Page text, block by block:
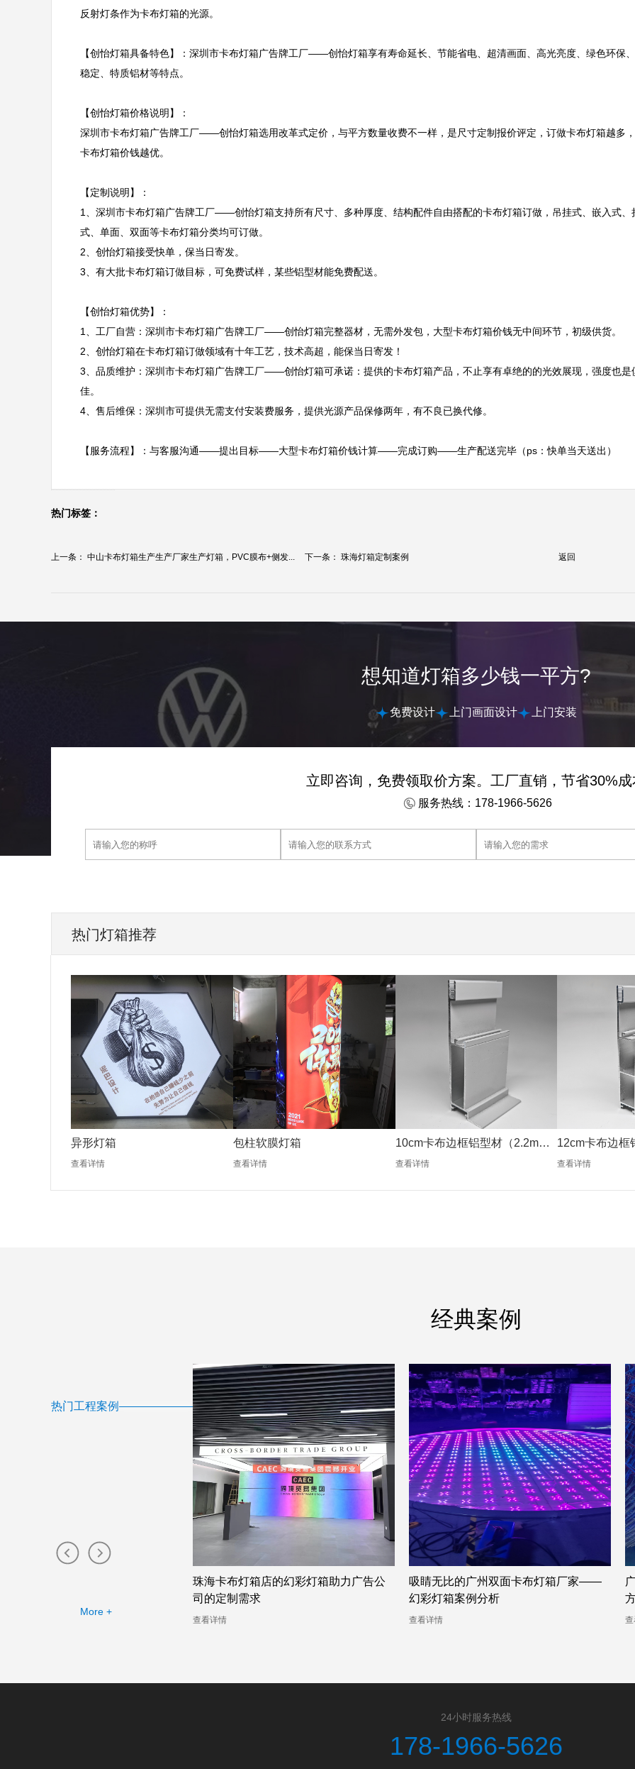
反射灯条作为卡布灯箱的光源。
【创怡灯箱具备特色】：深圳市卡布灯箱广告牌工厂——创怡灯箱享有寿命延长、节能省电、超清画面、高光亮度、绿色环保
稳定、特质铝材等特点。
【创怡灯箱价格说明】：
深圳市卡布灯箱广告牌工厂——创怡灯箱选用改革式定价，与平方数量收费不一样，是尺寸定制报价评定，订做卡布灯箱越多
卡布灯箱价钱越优。
【定制说明】：
1、深圳市卡布灯箱广告牌工厂——创怡灯箱支持所有尺寸、多种厚度、结构配件自由搭配的卡布灯箱订做，吊挂式、嵌入式、
式、单面、双面等卡布灯箱分类均可订做。
2、创怡灯箱接受快单，保当日寄发。
3、有大批卡布灯箱订做目标，可免费试样，某些铝型材能免费配送。
【创怡灯箱优势】：
1、工厂自营：深圳市卡布灯箱广告牌工厂——创怡灯箱完整器材，无需外发包，大型卡布灯箱价钱无中间环节，初级供货。
2、创怡灯箱在卡布灯箱订做领域有十年工艺，技术高超，能保当日寄发！
3、品质维护：深圳市卡布灯箱广告牌工厂——创怡灯箱可承诺：提供的卡布灯箱产品，不止享有卓绝的的光效展现，强度也是
佳。
4、售后维保：深圳市可提供无需支付安装费服务，提供光源产品保修两年，有不良已换代修。
【服务流程】：与客服沟通——提出目标——大型卡布灯箱价钱计算——完成订购——生产配送完毕（ps：快单当天送出）
热门标签：
上一条： 中山卡布灯箱生产生产厂家生产灯箱，PVC膜布+侧发... 下一条： 珠海灯箱定制案例 返回
想知道灯箱多少钱一平方?
免费设计 上门画面设计 上门安装
立即咨询，免费领取价方案。工厂直销，节省30%成
服务热线：178-1966-5626
热门灯箱推荐
异形灯箱
查看详情
包柱软膜灯箱
查看详情
10cm卡布边框铝型材（2.2mm
银色）
查看详情
12cm卡布边框
银色）
查看详情
经典案例
热门工程案例
More +
珠海卡布灯箱店的幻彩灯箱助力广告公
司的定制需求
查看详情
吸睛无比的广州双面卡布灯箱厂家——
幻彩灯箱案例分析
查看详情
24小时服务热线
178-1966-5626